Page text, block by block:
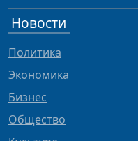
Новости
Политика
Экономика
Бизнес
Общество